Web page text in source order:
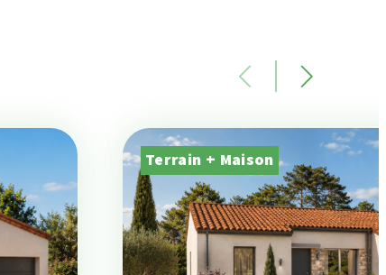
Terrain + Maison